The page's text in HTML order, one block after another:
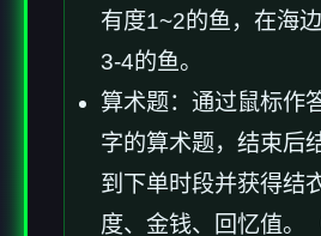
有度1~2的鱼，在海
3-4的鱼。
算术题：通过鼠标作
字的算术题，结束后
到下单时段并获得结
度、金钱、回忆值。